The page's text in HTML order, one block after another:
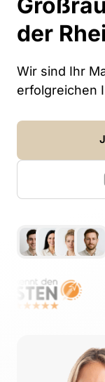
Wir sind Ihr
erfolgreichen